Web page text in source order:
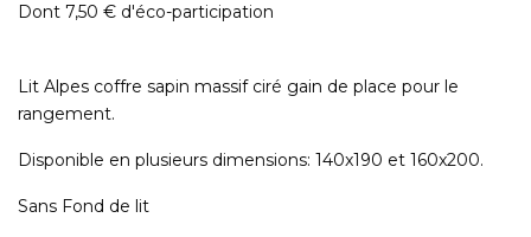
Dont 7,50 € d'éco-participation
Lit Alpes coffre sapin massif ciré gain de place pour le
rangement.
Disponible en plusieurs dimensions: 140x190 et 160x200.
Sans Fond de lit